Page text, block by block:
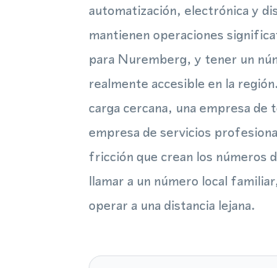
automatización, electrónica y
mantienen operaciones
para Nuremberg, y tener un
realmente accesible en la
carga cercana, una empresa
empresa de servicios
fricción que crean los números
llamar a un número local
operar a una distancia lejana.